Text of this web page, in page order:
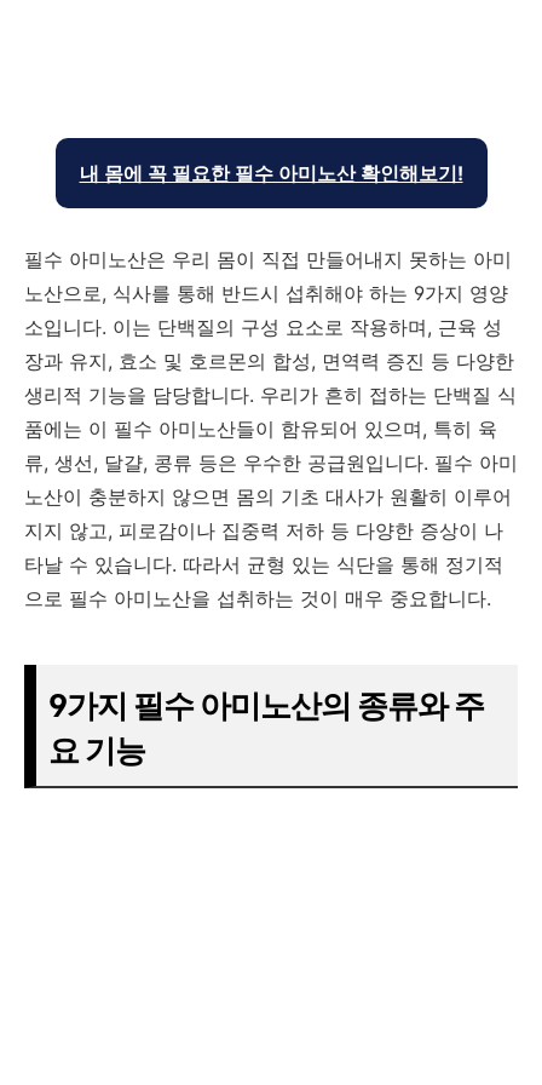
내 몸에 꼭 필요한 필수 아미노산 확인해보기!
필수 아미노산은 우리 몸이 직접 만들어내지 못하는 아미
노산으로, 식사를 통해 반드시 섭취해야 하는 9가지 영양
소입니다. 이는 단백질의 구성 요소로 작용하며, 근육 성
장과 유지, 효소 및 호르몬의 합성, 면역력 증진 등 다양한
생리적 기능을 담당합니다. 우리가 흔히 접하는 단백질 식
품에는 이 필수 아미노산들이 함유되어 있으며, 특히 육
류, 생선, 달걀, 콩류 등은 우수한 공급원입니다. 필수 아미
노산이 충분하지 않으면 몸의 기초 대사가 원활히 이루어
지지 않고, 피로감이나 집중력 저하 등 다양한 증상이 나
타날 수 있습니다. 따라서 균형 있는 식단을 통해 정기적
으로 필수 아미노산을 섭취하는 것이 매우 중요합니다.
9가지 필수 아미노산의 종류와 주
요 기능